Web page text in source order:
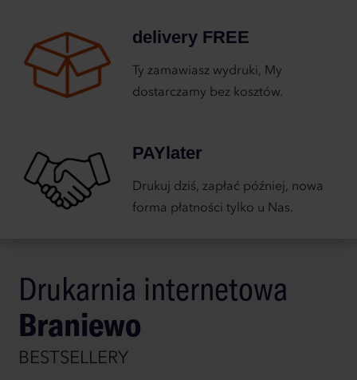
delivery FREE
Ty zamawiasz wydruki, My
dostarczamy bez kosztów.
PAYlater
Drukuj dziś, zapłać później, nowa
forma płatności tylko u Nas.
Drukarnia internetowa
Braniewo
BESTSELLERY